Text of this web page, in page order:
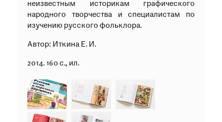
неизвестным историкам графического
народного творчества и специалистам по
изучению русского фольклора.
Автор: Иткина Е. И.
2014. 160 с., ил.